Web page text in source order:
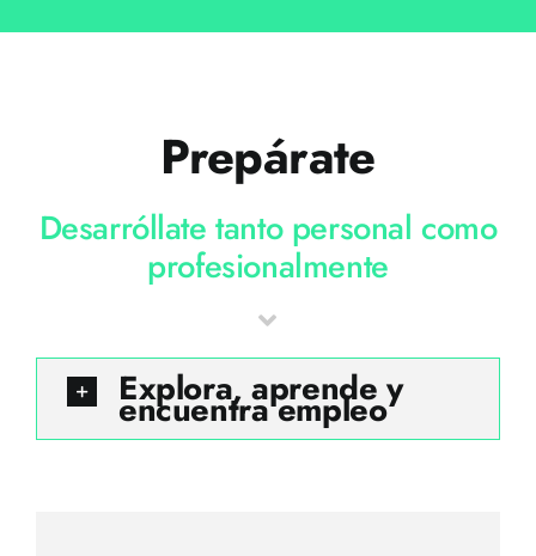
Prepárate
Desarróllate tanto personal como
profesionalmente
Explora, aprende y
encuentra empleo